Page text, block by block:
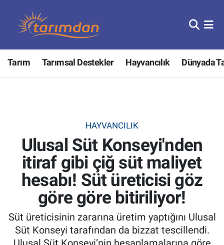
Tarım Tarımsal Destekler Hayvancılık Dünyada
HAYVANCILIK
Ulusal Süt Konseyi'nden
itiraf gibi çiğ süt maliyet
hesabı! Süt üreticisi göz
göre göre bitiriliyor!
Süt üreticisinin zararına üretim yaptığını Ulusal
Süt Konseyi tarafından da bizzat tescillendi.
Tarım
Hayvancılık
Tarımsal Destekler
Tarım Bakanlığı
TZOB
Tarım Kredi Kooperatifleri
Pankobirlik
Nöbetçi Eczaneler
Hava Durumu
Tüm Manşetler
Son Dakika Haberleri
Haber Arşivi